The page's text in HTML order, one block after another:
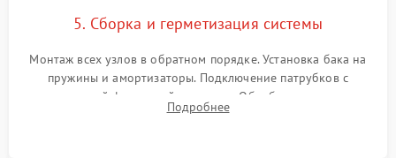
5. Сборка и герметизация системы
Монтаж всех узлов в обратном порядке. Установка бака на
пружины и амортизаторы. Подключение патрубков с
надежной фиксацией хомутами. Обработка стыков
герметиком для предотвращения возможных протечек воды.
Подробнее